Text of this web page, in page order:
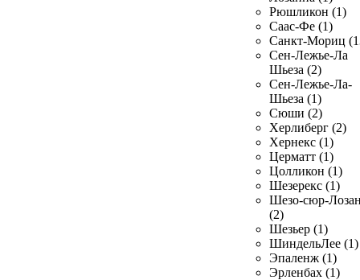
Рюшликон (1)
Саас-Фе (1)
Санкт-Мориц
Сен-Лежье-Ла
Шьеза (2)
Сен-Лежье-Ла-
Шьеза (1)
Сюши (2)
Херлиберг (2)
Хернекс (1)
Церматт (1)
Цолликон (1)
Шезерекс (1)
Шезо-сюр-
(2)
Шезьер (1)
ШиндельЛее (1)
Эпаленж (1)
Эрленбах (1)